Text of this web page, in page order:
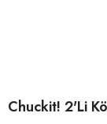
Chuckit! 2'li